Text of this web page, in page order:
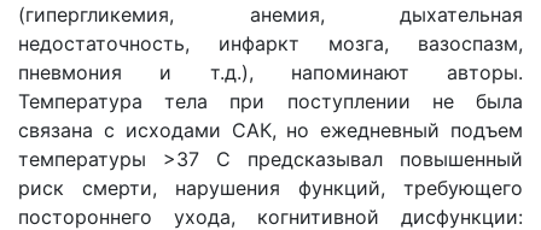
(гипергликемия, анемия, дыхательная
недостаточность, инфаркт мозга, вазоспазм,
пневмония и т.д.), напоминают авторы.
Температура тела при поступлении не была
связана с исходами САК, но ежедневный подъем
температуры >37 С предсказывал повышенный
риск смерти, нарушения функций, требующего
постороннего ухода, когнитивной дисфункции: